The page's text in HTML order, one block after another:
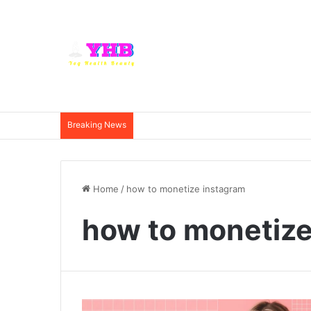
Breaking News
Home / how to monetize instagram
how to